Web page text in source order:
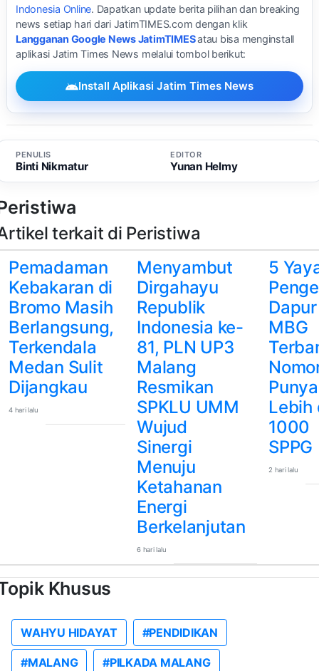
Indonesia Online. Dapatkan update berita pilihan dan breaking
news setiap hari dari JatimTIMES.com dengan klik
Langganan Google News JatimTIMESatau bisa menginstall
aplikasi Jatim Times News melalui tombol berikut:
Install Aplikasi Jatim Times News
PENULIS
Binti Nikmatur
EDITOR
Yunan Helmy
terkait di Peristiwa
Pemadaman
Kebakaran di
Bromo Masih
Berlangsung,
Terkendala
Medan Sulit
Dijangkau
4 hari lalu
Menyambut
Dirgahayu
Republik
Indonesia ke-
81, PLN UP3
Malang
Resmikan
SPKLU UMM
Wujud
Sinergi
Menuju
Ketahanan
Energi
Berkelanjutan
6 hari lalu
5
Dapur
MBG
Punya
Lebih
1000
SPPG
2 hari lalu
Khusus
WAHYU HIDAYAT #PENDIDIKAN
#MALANG #PILKADA MALANG